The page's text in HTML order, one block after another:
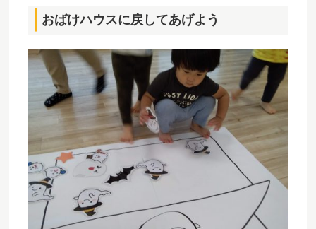
おばけハウスに戻してあげよう